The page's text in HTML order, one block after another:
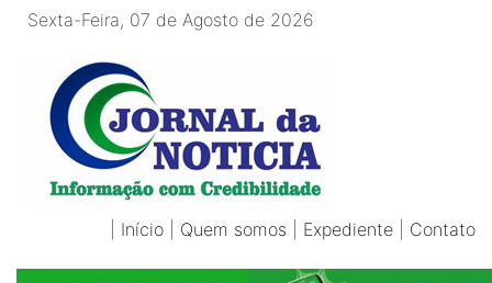
Sexta-Feira, 07 de Agosto de 2026
Início Quem somos Expediente Contato